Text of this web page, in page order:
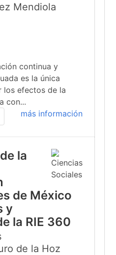
Mendiola
continua y
es la única
los efectos de la
con...
más información
la
de México
y
la RIE 360
de la Hoz